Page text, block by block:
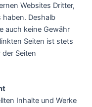
Websites Dritter,
haben. Deshalb
auch keine Gewähr
Seiten ist stets
Seiten
Inhalte und Werke